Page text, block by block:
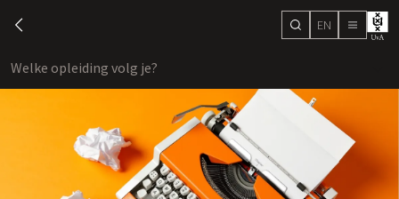
chevron-left search
EN menu
Welke opleiding volg je?